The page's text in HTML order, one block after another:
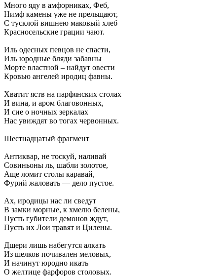
Много яду в амфорниках, Феб,
Нимф камены уже не прельщают,
С тусклой вишнею маковый хлеб
Красносельские грации чают.
Иль одесных певцов не спасти,
Иль юродные бляди забавны
Морте властной – найдут овести
Кровью ангелей иродиц фавны.
Хватит яств на парфянских столах
И вина, и аром благовонных,
И сие о ночных зеркалах
Нас увиждят во тогах червонных.
Шестнадцатый фрагмент
Антиквар, не тоскуй, наливай
Совиньоны ль, шабли золотое,
Аще ломит столы каравай,
Фурий жаловать — дело пустое.
Ах, иродицы нас ли сведут
В замки морные, к хмелю белены,
Пусть губители демонов ждут,
Пусть их Лои травят и Цилены.
Дщери лишь набегутся алкать
Из шелков почивален меловых,
И начинут юродно икать
О желтице фарфоров столовых.